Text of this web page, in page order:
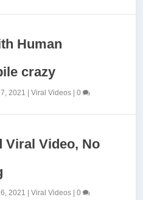
Human
crazy
2021 |Viral Videos |0
Viral Video, No
2021 |Viral Videos |0